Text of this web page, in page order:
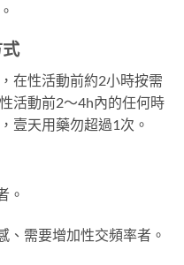
在性活動前約2小時按需
活動前2～4h內的任何時
壹天用藥勿超過1次。
。
、需要增加性交頻率者。